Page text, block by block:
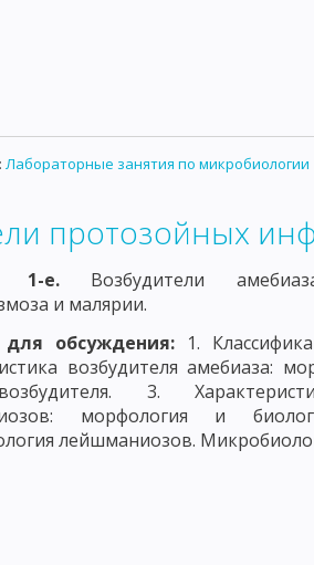
Лабораторные занятия по микробиологии
протозойных
1-е. Возбудители
и малярии.
для обсуждения: 1.
возбудителя амебиаза:
3.
морфология и
лейшманиозов.